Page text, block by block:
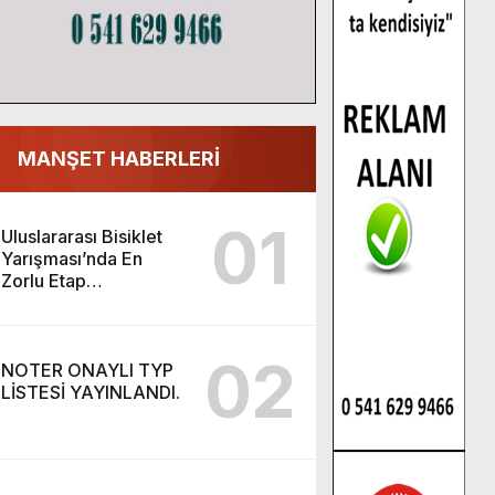
MANŞET HABERLERİ
Uluslararası Bisiklet
Yarışması’nda En
Zorlu Etap
01
NOTER ONAYLI TYP
LİSTESİ YAYINLANDI.
02